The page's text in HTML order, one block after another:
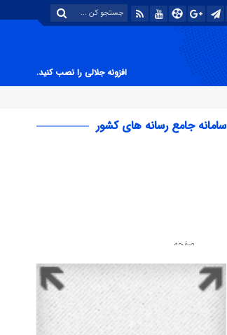
افزونه جلالی را نصب کنید.
سامانه جامع رسانه های کشور